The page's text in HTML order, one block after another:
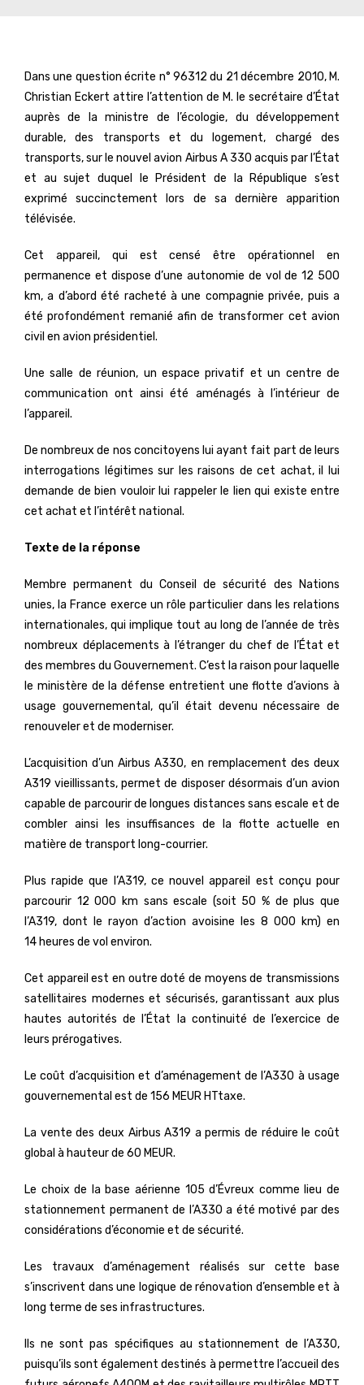
Dans une question écrite n° 96312 du 21 décembre 2010, M.
Christian Eckert attire l’attention de M. le secrétaire d’État
auprès de la ministre de l’écologie, du développement
durable, des transports et du logement, chargé des
transports, sur le nouvel avion Airbus A 330 acquis par l’État
et au sujet duquel le Président de la République s’est
exprimé succinctement lors de sa dernière apparition
télévisée.
Cet appareil, qui est censé être opérationnel en
permanence et dispose d’une autonomie de vol de 12 500
km, a d’abord été racheté à une compagnie privée, puis a
été profondément remanié afin de transformer cet avion
civil en avion présidentiel.
Une salle de réunion, un espace privatif et un centre de
communication ont ainsi été aménagés à l’intérieur de
l’appareil.
De nombreux de nos concitoyens lui ayant fait part de leurs
interrogations légitimes sur les raisons de cet achat, il lui
demande de bien vouloir lui rappeler le lien qui existe entre
cet achat et l’intérêt national.
Texte de la réponse
Membre permanent du Conseil de sécurité des Nations
unies, la France exerce un rôle particulier dans les relations
internationales, qui implique tout au long de l’année de très
nombreux déplacements à l’étranger du chef de l’État et
des membres du Gouvernement. C’est la raison pour laquelle
le ministère de la défense entretient une flotte d’avions à
usage gouvernemental, qu’il était devenu nécessaire de
renouveler et de moderniser.
L’acquisition d’un Airbus A330, en remplacement des deux
A319 vieillissants, permet de disposer désormais d’un avion
capable de parcourir de longues distances sans escale et de
combler ainsi les insuffisances de la flotte actuelle en
matière de transport long-courrier.
Plus rapide que l’A319, ce nouvel appareil est conçu pour
parcourir 12 000 km sans escale (soit 50 % de plus que
l’A319, dont le rayon d’action avoisine les 8 000 km) en
14 heures de vol environ.
Cet appareil est en outre doté de moyens de transmissions
satellitaires modernes et sécurisés, garantissant aux plus
hautes autorités de l’État la continuité de l’exercice de
leurs prérogatives.
Le coût d’acquisition et d’aménagement de l’A330 à usage
gouvernemental est de 156 MEUR HTtaxe.
La vente des deux Airbus A319 a permis de réduire le coût
global à hauteur de 60 MEUR.
Le choix de la base aérienne 105 d’Évreux comme lieu de
stationnement permanent de l’A330 a été motivé par des
considérations d’économie et de sécurité.
Les travaux d’aménagement réalisés sur cette base
s’inscrivent dans une logique de rénovation d’ensemble et à
long terme de ses infrastructures.
Ils ne sont pas spécifiques au stationnement de l’A330,
puisqu’ils sont également destinés à permettre l’accueil des